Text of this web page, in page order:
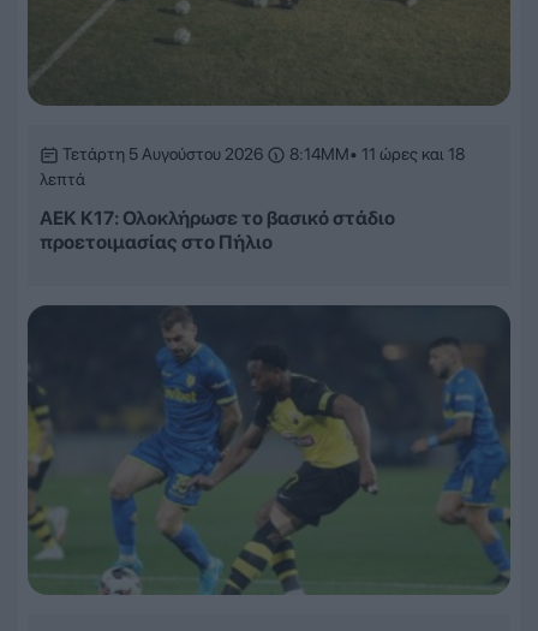
Τετάρτη 5 Αυγούστου 2026 8:14ΜΜ• 11 ώρες και 18
λεπτά
ΑΕΚ Κ17: Ολοκλήρωσε το βασικό στάδιο
προετοιμασίας στο Πήλιο